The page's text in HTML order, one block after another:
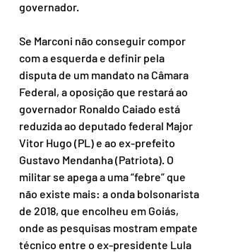
governador.
Se Marconi não conseguir compor
com a esquerda e definir pela
disputa de um mandato na Câmara
Federal, a oposição que restará ao
governador Ronaldo Caiado está
reduzida ao deputado federal Major
Vitor Hugo (PL) e ao ex-prefeito
Gustavo Mendanha (Patriota). O
militar se apega a uma “febre” que
não existe mais: a onda bolsonarista
de 2018, que encolheu em Goiás,
onde as pesquisas mostram empate
técnico entre o ex-presidente Lula